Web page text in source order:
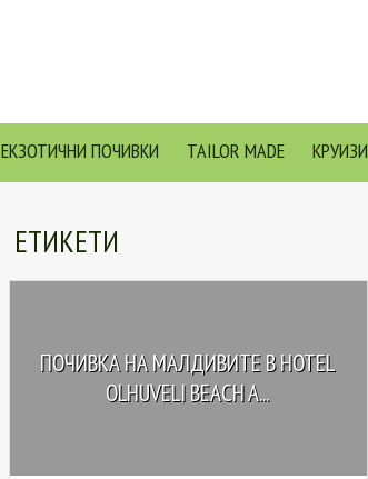
ЕКЗОТИЧНИ ПОЧИВКИ TAILOR MADE КРУИЗИ
ЕТИКЕТИ
ПОЧИВКА НА МАЛДИВИТЕ В HOTEL
OLHUVELI BEACH A...